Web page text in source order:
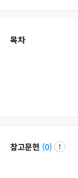
목차
참고문헌 (0)